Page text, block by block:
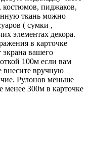
костюмов, пиджаков,
ткань можно
( сумки ,
элементах декора.
в карточке
экрана вашего
100м если вам
внесите вручную
Рулонов меньше
менее 300м в карточке